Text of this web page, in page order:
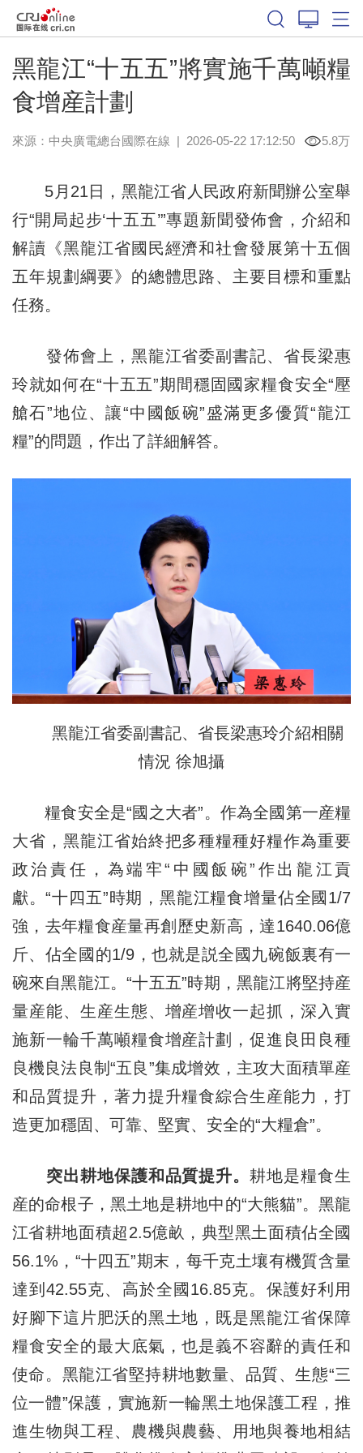
黑龍江“十五五”將實施千萬噸糧
食增産計劃
來源：中央廣電總台國際在線 | 2026-05-22 17:12:50 5.8万
5月21日，黑龍江省人民政府新聞辦公室舉
行“開局起步‘十五五’”專題新聞發佈會，介紹和
解讀《黑龍江省國民經濟和社會發展第十五個
五年規劃綱要》的總體思路、主要目標和重點
任務。
發佈會上，黑龍江省委副書記、省長梁惠
玲就如何在“十五五”期間穩固國家糧食安全“壓
艙石”地位、讓“中國飯碗”盛滿更多優質“龍江
糧”的問題，作出了詳細解答。
黑龍江省委副書記、省長梁惠玲介紹相關
情況 徐旭攝
糧食安全是“國之大者”。作為全國第一産糧
大省，黑龍江省始終把多種糧種好糧作為重要
政治責任，為端牢“中國飯碗”作出龍江貢
獻。“十四五”時期，黑龍江糧食增量佔全國1/7
強，去年糧食産量再創歷史新高，達1640.06億
斤、佔全國的1/9，也就是説全國九碗飯裏有一
碗來自黑龍江。“十五五”時期，黑龍江將堅持産
量産能、生産生態、增産增收一起抓，深入實
施新一輪千萬噸糧食增産計劃，促進良田良種
良機良法良制“五良”集成增效，主攻大面積單産
和品質提升，著力提升糧食綜合生産能力，打
造更加穩固、可靠、堅實、安全的“大糧倉”。
突出耕地保護和品質提升。耕地是糧食生
産的命根子，黑土地是耕地中的“大熊貓”。黑龍
江省耕地面積超2.5億畝，典型黑土面積佔全國
56.1%，“十四五”期末，每千克土壤有機質含量
達到42.55克、高於全國16.85克。保護好利用
好腳下這片肥沃的黑土地，既是黑龍江省保障
糧食安全的最大底氣，也是義不容辭的責任和
使命。黑龍江省堅持耕地數量、品質、生態“三
位一體”保護，實施新一輪黑土地保護工程，推
進生物與工程、農機與農藝、用地與養地相結